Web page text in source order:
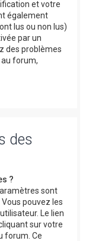
et votre
également
lus ou non lus)
par un
des problèmes
forum,
des
?
sont
pouvez les
Le lien
sur votre
forum. Ce